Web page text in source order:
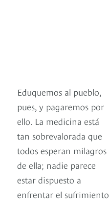
Eduquemos al pueblo,
pues, y pagaremos por
ello. La medicina está
tan sobrevalorada que
todos esperan milagros
de ella; nadie parece
estar dispuesto a
enfrentar el sufrimiento